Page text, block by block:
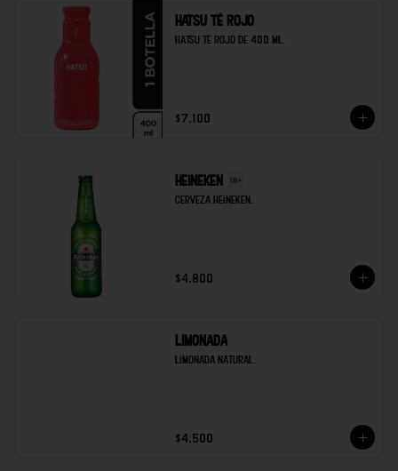
Hatsu té rojo
Hatsu te rojo de 400 ml.
$7.100
Heineken
Cerveza heineken.
$4.800
Limonada
Limonada natural.
$4.500